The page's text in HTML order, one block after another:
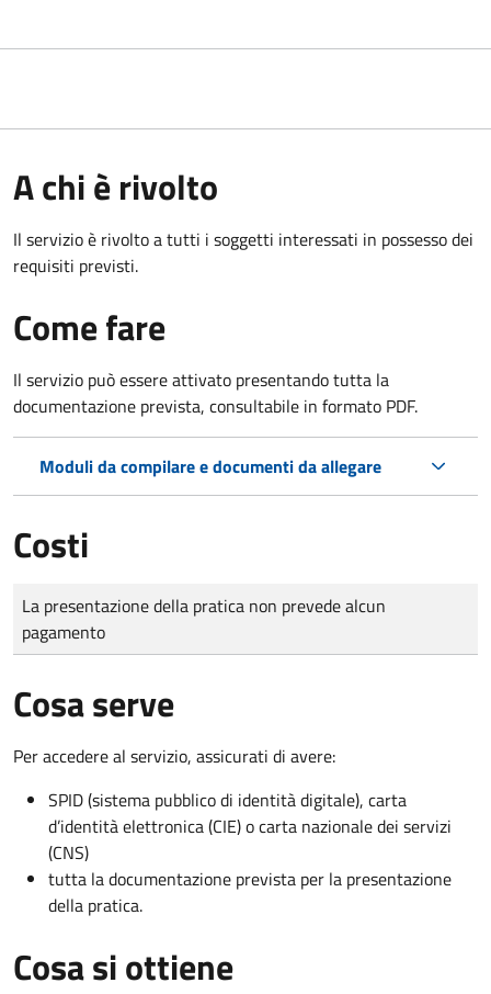
A chi è rivolto
Il servizio è rivolto a tutti i soggetti interessati in possesso dei
requisiti previsti.
Come fare
Il servizio può essere attivato presentando tutta la
documentazione prevista, consultabile in formato PDF.
Moduli da compilare e documenti da allegare
Costi
Tipo di pagamento
Importo
La presentazione della pratica non prevede alcun
pagamento
Cosa serve
Per accedere al servizio, assicurati di avere:
SPID (sistema pubblico di identità digitale), carta
d’identità elettronica (CIE) o carta nazionale dei servizi
(CNS)
tutta la documentazione prevista per la presentazione
della pratica.
Cosa si ottiene